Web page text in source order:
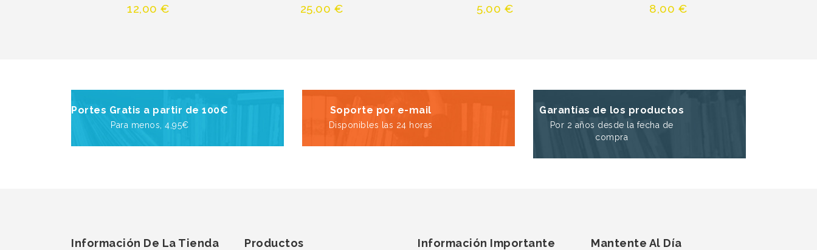
Precio
12,00 € Precio
25,00 € Precio
5,00 € Precio
8,00 €
Portes Gratis a partir de 100€
Para menos, 4,95€
Soporte por e-mail
Disponibles las 24 horas
Garantías de los productos
Por 2 años desde la fecha de
compra
Información De La Tienda Productos Información Importante Mantente Al Día